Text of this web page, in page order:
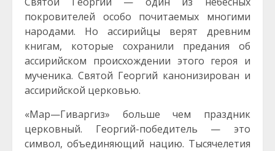
покровителей особо почитаемых многими
народами. Но ассирийцы верят древним
книгам, которые сохранили предания об
ассирийском происхождении этого героя и
мученика. Святой Георгий канонизирован и
ассирийской церковью.
«Мар—Гиваргиз» больше чем праздник
церковный. Георгий-победитель — это
символ, объединяющий нацию. Тысячелетия